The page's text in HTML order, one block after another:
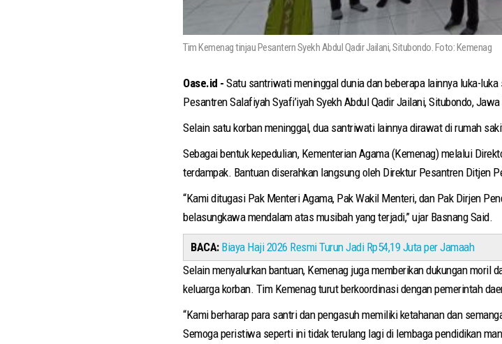
Tim Kemenag tinjau Pesantern Syekh Abdul Qadir Jailani, Situbondo. Foto: Kemenag
Oase.id - Satu santriwati meninggal dunia dan beberapa lainnya luka-
Pesantren Salafiyah Syafi’iyah Syekh Abdul Qadir Jailani, Situbondo,
Selain satu korban meninggal, dua santriwati lainnya dirawat di rumah
Sebagai bentuk kepedulian, Kementerian Agama (Kemenag) melalui
terdampak. Bantuan diserahkan langsung oleh Direktur Pesantren Ditjen
“Kami ditugasi Pak Menteri Agama, Pak Wakil Menteri, dan Pak Dirjen
belasungkawa mendalam atas musibah yang terjadi,” ujar Basnang Said.
BACA: Biaya Haji 2026 Resmi Turun Jadi Rp54,19 Juta per Jamaah
Selain menyalurkan bantuan, Kemenag juga memberikan dukungan moril
keluarga korban. Tim Kemenag turut berkoordinasi dengan pemerintah
“Kami berharap para santri dan pengasuh memiliki ketahanan dan
Semoga peristiwa seperti ini tidak terulang lagi di lembaga pendidikan